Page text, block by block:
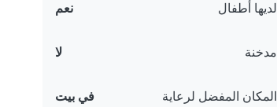
لديها أطفال نعم
مدخنة لا
المكان المفضل لرعاية
في بيت